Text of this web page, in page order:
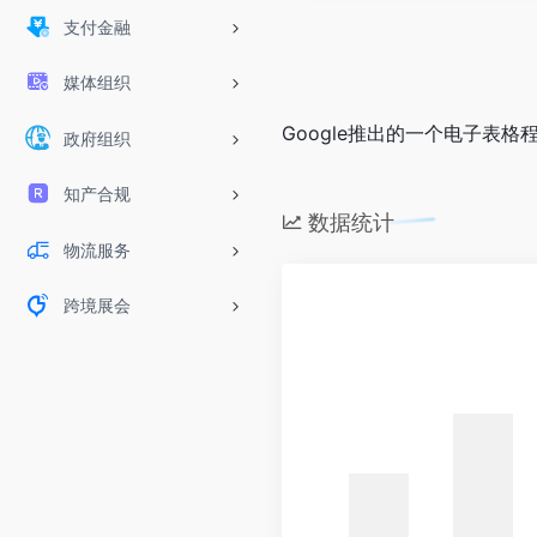
支付金融
媒体组织
政府组织
知产合规
物流服务
跨境展会
Google推出的一个电子表格
数据统计